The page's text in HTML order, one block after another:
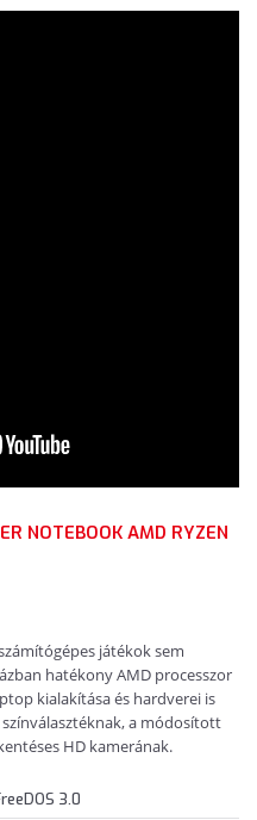
NOTEBOOK AMD RYZEN
játékok sem
hatékony AMD processzor
kialakítása és hardverei is
a módosított
HD kamerának.
3.0